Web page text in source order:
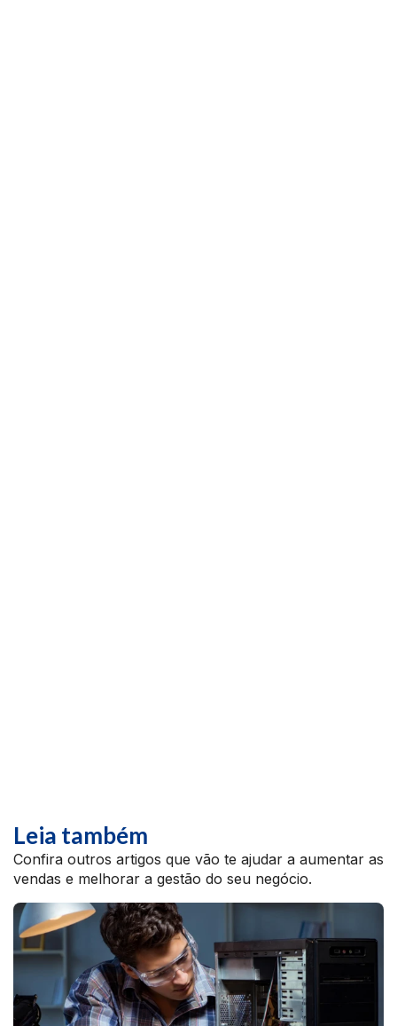
Leia também
Confira outros artigos que vão te ajudar a aumentar as
vendas e melhorar a gestão do seu negócio.